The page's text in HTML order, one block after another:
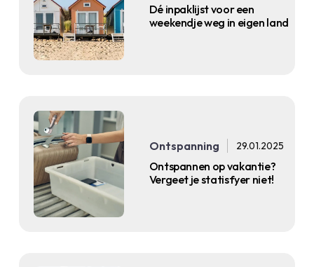
Dé inpaklijst voor een
weekendje weg in eigen land
Ontspanning 29.01.2025
Ontspannen op vakantie?
Vergeet je statisfyer niet!